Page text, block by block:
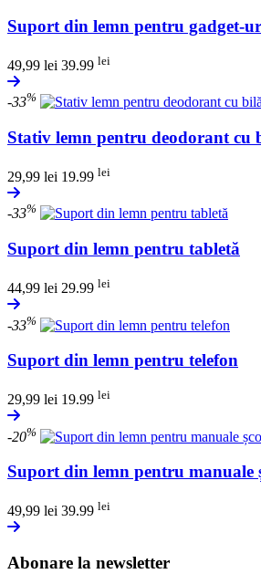
Suport din lemn pentru gadget-
49,99 lei 39.99 lei
-33%
Stativ lemn pentru deodorant cu
29,99 lei 19.99 lei
-33%
Suport din lemn pentru tabletă
44,99 lei 29.99 lei
-33%
Suport din lemn pentru telefon
29,99 lei 19.99 lei
-20%
Suport din lemn pentru manuale
49,99 lei 39.99 lei
Abonare la newsletter